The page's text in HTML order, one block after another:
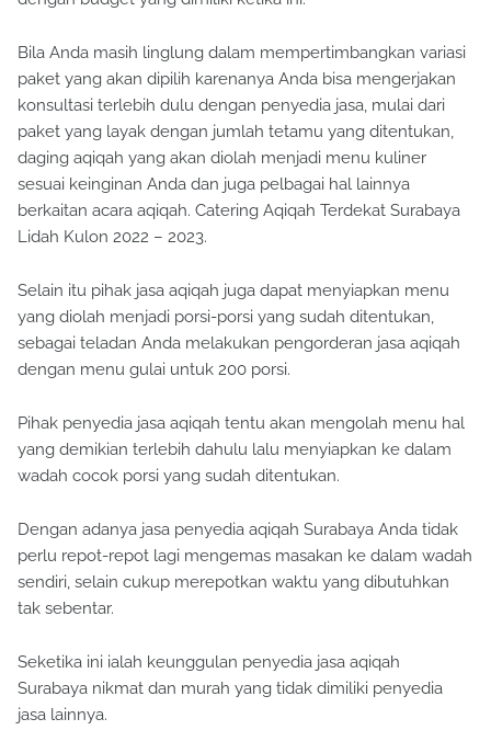
Bila Anda masih linglung dalam mempertimbangkan variasi
paket yang akan dipilih karenanya Anda bisa mengerjakan
konsultasi terlebih dulu dengan penyedia jasa, mulai dari
paket yang layak dengan jumlah tetamu yang ditentukan,
daging aqiqah yang akan diolah menjadi menu kuliner
sesuai keinginan Anda dan juga pelbagai hal lainnya
berkaitan acara aqiqah. Catering Aqiqah Terdekat Surabaya
Lidah Kulon 2022 – 2023.
Selain itu pihak jasa aqiqah juga dapat menyiapkan menu
yang diolah menjadi porsi-porsi yang sudah ditentukan,
sebagai teladan Anda melakukan pengorderan jasa aqiqah
dengan menu gulai untuk 200 porsi.
Pihak penyedia jasa aqiqah tentu akan mengolah menu hal
yang demikian terlebih dahulu lalu menyiapkan ke dalam
wadah cocok porsi yang sudah ditentukan.
Dengan adanya jasa penyedia aqiqah Surabaya Anda tidak
perlu repot-repot lagi mengemas masakan ke dalam wadah
sendiri, selain cukup merepotkan waktu yang dibutuhkan
tak sebentar.
Seketika ini ialah keunggulan penyedia jasa aqiqah
Surabaya nikmat dan murah yang tidak dimiliki penyedia
jasa lainnya.